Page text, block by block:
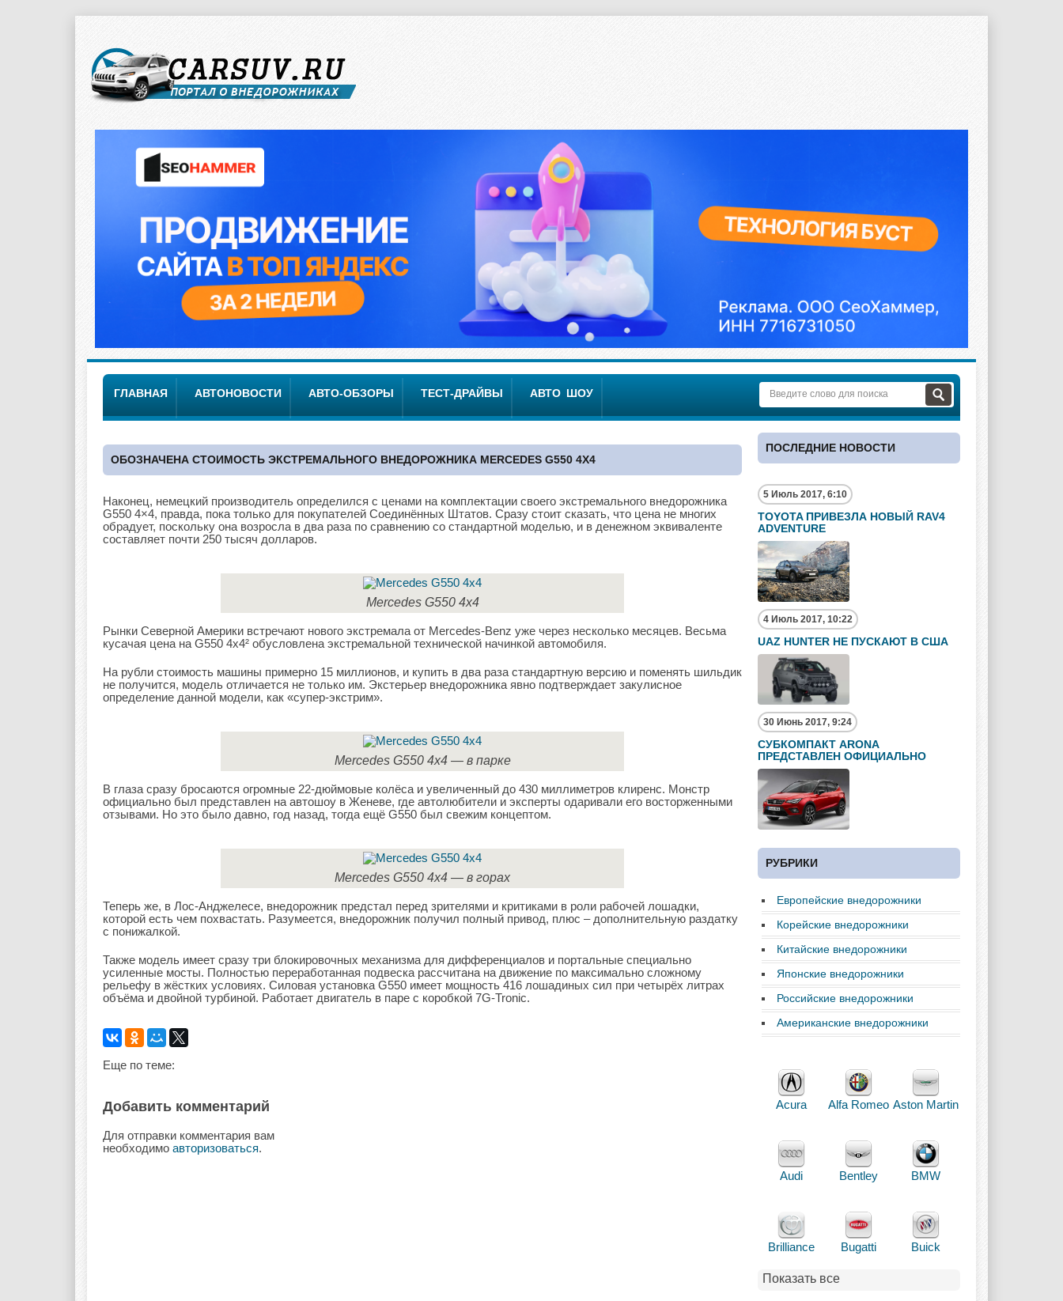
ГЛАВНАЯ АВТОНОВОСТИ АВТО-ОБЗОРЫ ТЕСТ-ДРАЙВЫ АВТО ШОУ
ОБОЗНАЧЕНА СТОИМОСТЬ ЭКСТРЕМАЛЬНОГО ВНЕДОРОЖНИКА MERCEDES G550 4Х4
Наконец, немецкий производитель определился с ценами на комплектации своего экстремального внедорожника
G550 4×4, правда, пока только для покупателей Соединённых Штатов. Сразу стоит сказать, что цена не многих
обрадует, поскольку она возросла в два раза по сравнению со стандартной моделью, и в денежном эквиваленте
составляет почти 250 тысяч долларов.
Mercedes G550 4х4
Рынки Северной Америки встречают нового экстремала от Mercedes-Benz уже через несколько месяцев. Весьма
кусачая цена на G550 4х4² обусловлена экстремальной технической начинкой автомобиля.
На рубли стоимость машины примерно 15 миллионов, и купить в два раза стандартную версию и поменять шильдик
не получится, модель отличается не только им. Экстерьер внедорожника явно подтверждает закулисное
определение данной модели, как «супер-экстрим».
Mercedes G550 4х4 — в парке
В глаза сразу бросаются огромные 22-дюймовые колёса и увеличенный до 430 миллиметров клиренс. Монстр
официально был представлен на автошоу в Женеве, где автолюбители и эксперты одаривали его восторженными
отзывами. Но это было давно, год назад, тогда ещё G550 был свежим концептом.
Mercedes G550 4х4 — в горах
Теперь же, в Лос-Анджелесе, внедорожник предстал перед зрителями и критиками в роли рабочей лошадки,
которой есть чем похвастать. Разумеется, внедорожник получил полный привод, плюс – дополнительную раздатку
с понижалкой.
Также модель имеет сразу три блокировочных механизма для дифференциалов и портальные специально
усиленные мосты. Полностью переработанная подвеска рассчитана на движение по максимально сложному
рельефу в жёстких условиях. Силовая установка G550 имеет мощность 416 лошадиных сил при четырёх литрах
объёма и двойной турбиной. Работает двигатель в паре с коробкой 7G-Tronic.
Еще по теме:
Добавить комментарий
Для отправки комментария вам
необходимо авторизоваться.
ПОСЛЕДНИЕ НОВОСТИ
5 Июль 2017, 6:10
TOYOTA ПРИВЕЗЛА НОВЫЙ RAV4
ADVENTURE
4 Июль 2017, 10:22
UAZ HUNTER НЕ ПУСКАЮТ В США
30 Июнь 2017, 9:24
СУБКОМПАКТ ARONA
ПРЕДСТАВЛЕН ОФИЦИАЛЬНО
РУБРИКИ
Европейские внедорожники
Корейские внедорожники
Китайские внедорожники
Японские внедорожники
Российские внедорожники
Американские внедорожники
Acura Alfa Romeo Aston Martin
Audi Bentley BMW
Brilliance Bugatti Buick
Показать все